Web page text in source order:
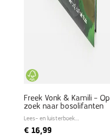
Freek Vonk & Kamili – Op
zoek naar bosolifanten
Lees- en luisterboek
€ 16,99